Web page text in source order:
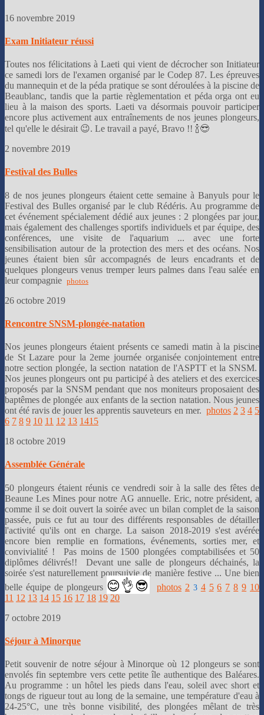
16 novembre 2019
Exam Initiateur réussi
Toutes nos félicitations à Laeti qui vient de décrocher son Initiateur
ce samedi lors de l'examen organisé par le Codep 87. Les épreuves
du mannequin et de la péda pratique se sont déroulées à la piscine de
Beaublanc, tandis que la partie règlementation et péda orga ont eu
lieu à la maison des sports. Laeti va désormais pouvoir participer
encore plus activement aux entraînements de nos jeunes plongeurs,
tel qu'elle le désirait 😉. Le travail a payé, Bravo !! 🍾😎
2 novembre 2019
Festival des Bulles
8 de nos jeunes plongeurs étaient cette semaine à Banyuls pour le
Festival des Bulles organisé par le club Rédéris. Au programme de
cet événement spécialement dédié aux jeunes : 2 plongées par jour,
mais également des challenges sportifs individuels et par équipe, des
conférences, une visite de l'aquarium ... avec une forte
sensibilisation autour de la protection des mers et des océans. Nos
jeunes étaient bien sûr accompagnés de leurs encadrants et de
quelques plongeurs venus tremper leurs palmes dans l'eau salée en
leur compagnie photos
26 octobre 2019
Rencontre SNSM-plongée-natation
Nos jeunes plongeurs étaient présents ce samedi matin à la piscine
de St Lazare pour la 2eme journée organisée conjointement entre
notre section plongée, la section natation de l'ASPTT et la SNSM.
Nos jeunes plongeurs ont pu participé à des ateliers et des exercices
proposés par la SNSM pendant que nos moniteurs proposaient des
baptêmes de plongée aux enfants de la section natation. Nous jeunes
ont été ravis de jouer les apprentis sauveteurs en mer. photos 2 3 4 5
6 7 8 9 10 11 12 13 1415
18 octobre 2019
Assemblée Générale
50 plongeurs étaient réunis ce vendredi soir à la salle des fêtes de
Beaune Les Mines pour notre AG annuelle. Eric, notre président, a
comme il se doit ouvert la soirée avec un bilan complet de la saison
passée, puis ce fut au tour des différents responsables de détailler
l'activité qu'ils ont en charge. La saison 2018-2019 s'est avérée
encore bien remplie en formations, événements, sorties mer, et
convivialité ! Pas moins de 1500 plongées comptabilisées et 50
diplômes délivrés!! Devant une salle de plongeurs déchainés, la
soirée s'est naturellement poursuivie de manière festive ... Une bien
belle équipe de plongeurs 😊👌😎 photos 2 3 4 5 6 7 8 9 10
11 12 13 14 15 16 17 18 19 20
7 octobre 2019
Séjour à Minorque
Petit souvenir de notre séjour à Minorque où 12 plongeurs se sont
envolés fin septembre vers cette petite île authentique des Baléares.
Au programme : un hôtel les pieds dans l'eau, soleil avec short et
tongs de rigueur tout au long de la semaine, une température d'eau à
24-25°C, une très bonne visibilité, des plongées mêlant de très